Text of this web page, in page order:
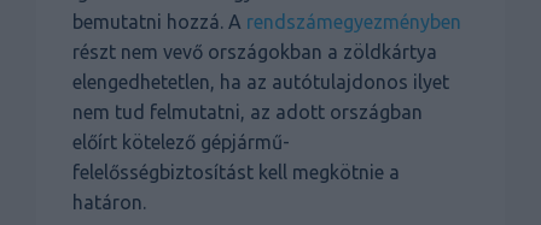
bemutatni hozzá. A rendszámegyezményben
részt nem vevő országokban a zöldkártya
elengedhetetlen, ha az autótulajdonos ilyet
nem tud felmutatni, az adott országban
előírt kötelező gépjármű-
felelősségbiztosítást kell megkötnie a
határon.